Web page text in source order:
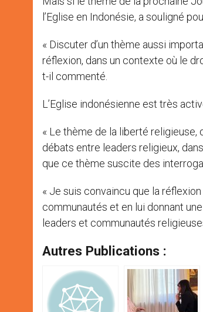
l’Eglise en Indonésie, a souligné
« Discuter d’un thème aussi
réflexion, dans un contexte où le
t-il commenté.
L’Eglise indonésienne est très
« Le thème de la liberté
débats entre leaders religieux,
que ce thème suscite des
« Je suis convaincu que la
communautés et en lui donnant
leaders et communautés
Autres Publications :